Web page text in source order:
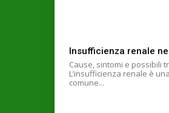
Insufficienza renale
Cause, sintomi e possibili
L’insufficienza renale è
comune...